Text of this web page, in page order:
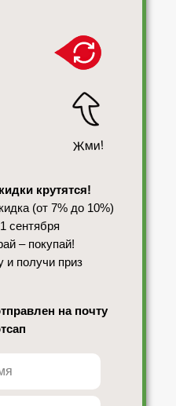
крутятся!
(от 7% до 10%)
сентября
– покупай!
и получи приз
на почту
Жми!